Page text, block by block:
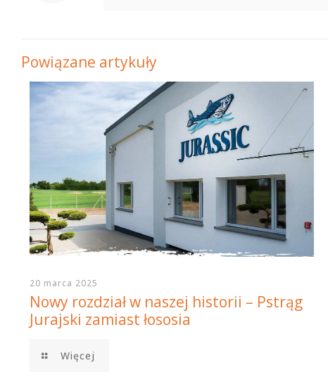
Powiązane artykuły
20 marca 2025
Nowy rozdział w naszej historii – Pstrąg
Jurajski zamiast łososia
Więcej